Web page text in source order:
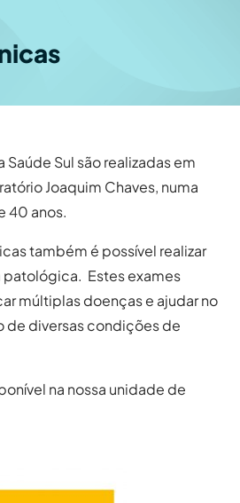
Saúde Sul são realizadas em
Joaquim Chaves, numa
40 anos.
também é possível realizar
patológica. Estes exames
múltiplas doenças e ajudar no
de diversas condições de
na nossa unidade de